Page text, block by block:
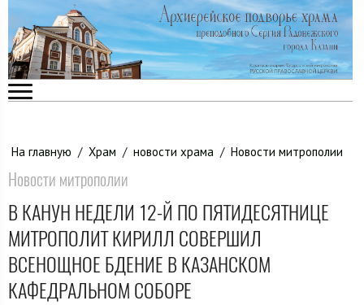
На главную / Храм / новости храма / Новости митрополии
Новости митрополии
В КАНУН НЕДЕЛИ 12-Й ПО ПЯТИДЕСЯТНИЦЕ
МИТРОПОЛИТ КИРИЛЛ СОВЕРШИЛ
ВСЕНОЩНОЕ БДЕНИЕ В КАЗАНСКОМ
КАФЕДРАЛЬНОМ СОБОРЕ